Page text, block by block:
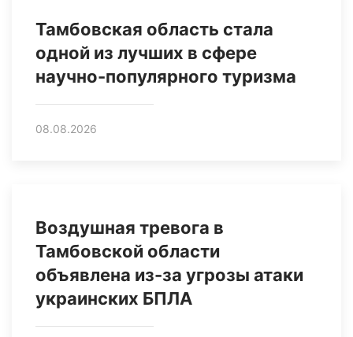
Тамбовская область стала
одной из лучших в сфере
научно-популярного туризма
08.08.2026
Воздушная тревога в
Тамбовской области
объявлена из-за угрозы атаки
украинских БПЛА